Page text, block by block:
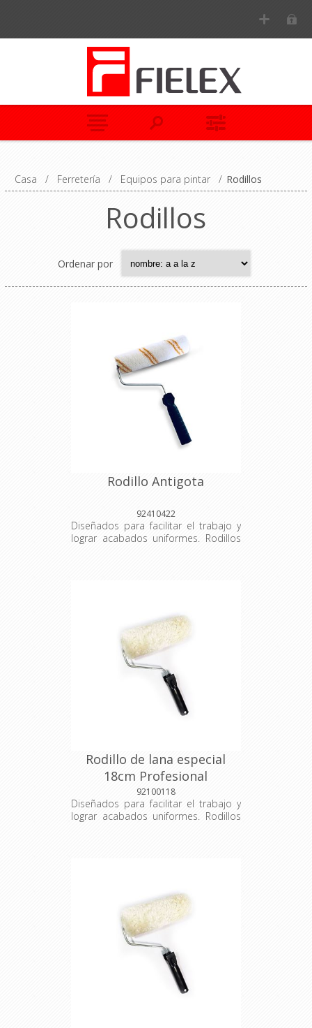
Casa / Ferretería / Equipos para pintar / Rodillos
Rodillos
Ordenar por
Rodillo Antigota
92410422
Diseñados para facilitar el trabajo y
lograr acabados uniformes. Rodillos
Rodillo de lana especial
18cm Profesional
92100118
Diseñados para facilitar el trabajo y
lograr acabados uniformes. Rodillos
especial selecta Empaque: Unidad